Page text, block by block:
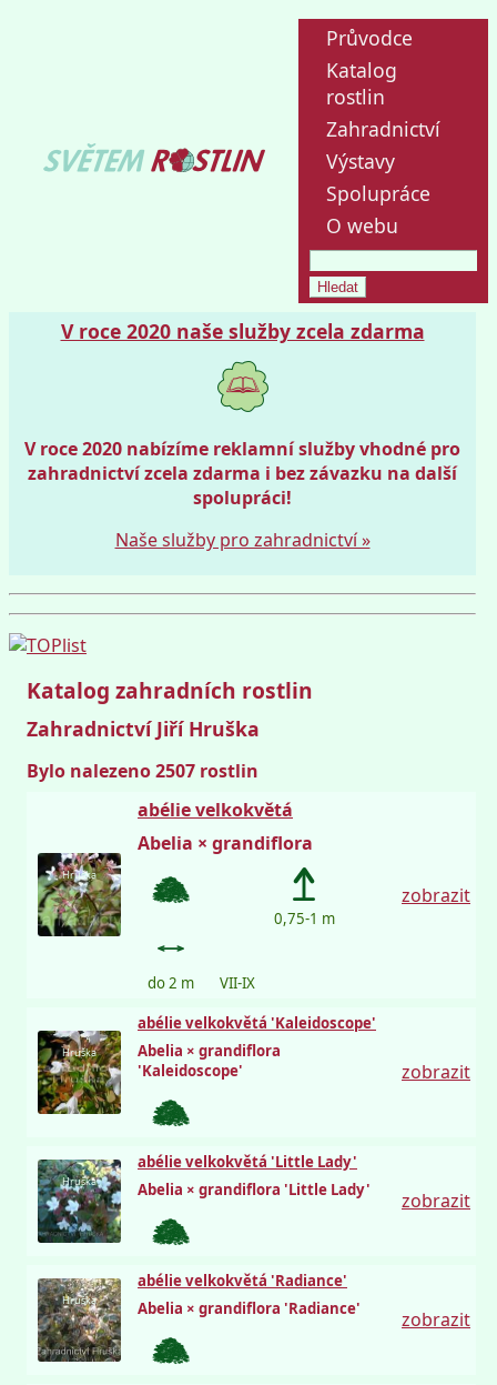
Průvodce
Katalog
rostlin
Zahradnictví
Výstavy
Spolupráce
O webu
V roce 2020 naše služby zcela zdarma
V roce 2020 nabízíme reklamní služby vhodné pro
zahradnictví zcela zdarma i bez závazku na další
spolupráci!
Naše služby pro zahradnictví »
Katalog zahradních rostlin
Zahradnictví Jiří Hruška
Bylo nalezeno 2507 rostlin
Hruška
abélie velkokvětá
Abelia × grandiflora
0,75-1 m
do 2 m VII-IX
zobrazit
Hruška
abélie velkokvětá 'Kaleidoscope'
Abelia × grandiflora
'Kaleidoscope'
zobrazit
Hruška
abélie velkokvětá 'Little Lady'
Abelia × grandiflora 'Little Lady'
zobrazit
Hruška
abélie velkokvětá 'Radiance'
Abelia × grandiflora 'Radiance'
zobrazit